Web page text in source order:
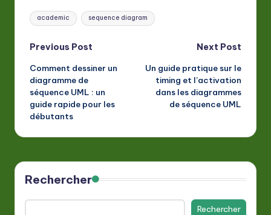
Tags:
academic sequence diagram
Post
navigation
Previous Post
Comment dessiner un
diagramme de
séquence UML : un
guide rapide pour les
débutants
Next Post
Un guide pratique sur le
timing et l’activation
dans les diagrammes
de séquence UML
Rechercher
Rechercher